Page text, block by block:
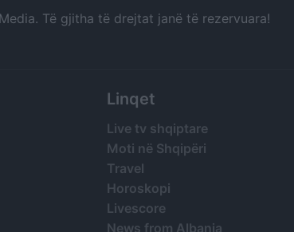
Të gjitha të drejtat janë të rezervuara!
Linqet
Live tv shqiptare
Moti në Shqipëri
Travel
Horoskopi
Livescore
News from Albania